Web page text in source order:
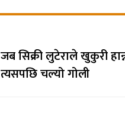
जब सिक्री लुटेराले खुकुरी
त्यसपछि चल्यो गोली